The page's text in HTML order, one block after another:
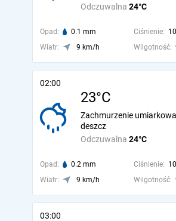
Odczuwalna 24°C
Opad: 0.1 mm Ciśnienie:
Wiatr:
9 km/h Wilgotność:
02:00
23°C
Odczuwalna 24°C
Zachmurzenie
deszcz
Opad: 0.2 mm Ciśnienie:
Wiatr:
9 km/h Wilgotność:
03:00